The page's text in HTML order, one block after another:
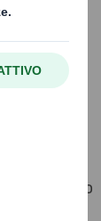
il momento
ma